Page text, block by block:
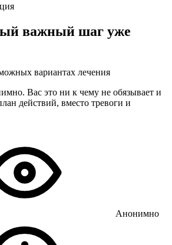
важный шаг уже
вариантах лечения
Вас это ни к чему не обязывает и
действий, вместо тревоги и
Анонимно